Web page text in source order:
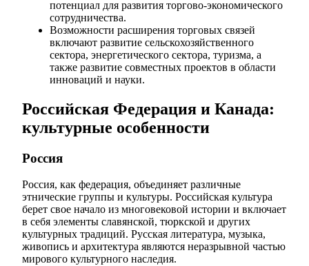
потенциал для развития торгово-экономического
сотрудничества.
Возможности расширения торговых связей
включают развитие сельскохозяйственного
сектора, энергетического сектора, туризма, а
также развитие совместных проектов в области
инноваций и науки.
Российская Федерация и Канада:
культурные особенности
Россия
Россия, как федерация, объединяет различные
этнические группы и культуры. Российская культура
берет свое начало из многовековой истории и включает
в себя элементы славянской, тюркской и других
культурных традиций. Русская литература, музыка,
живопись и архитектура являются неразрывной частью
мирового культурного наследия.